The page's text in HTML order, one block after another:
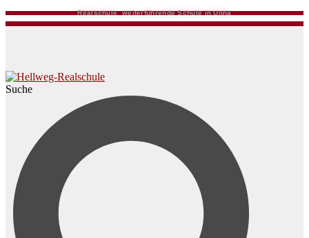
Realschule, weiterführende Schule in Unna
Suche